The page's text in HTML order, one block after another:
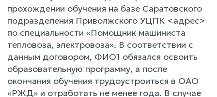
прохождении обучения на базе Саратовского
подразделения Приволжского УЦПК <адрес>
по специальности «Помощник машиниста
тепловоза, электровоза». В соответствии с
данным договором, ФИО1 обязался освоить
образовательную программу, а после
окончания обучения трудоустроиться в ОАО
«РЖД» и отработать не менее года. В случае